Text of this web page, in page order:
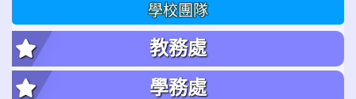
學校團隊
教務處
學務處